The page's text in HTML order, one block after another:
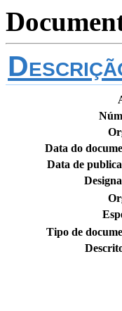
Data do
Data de
Tipo de